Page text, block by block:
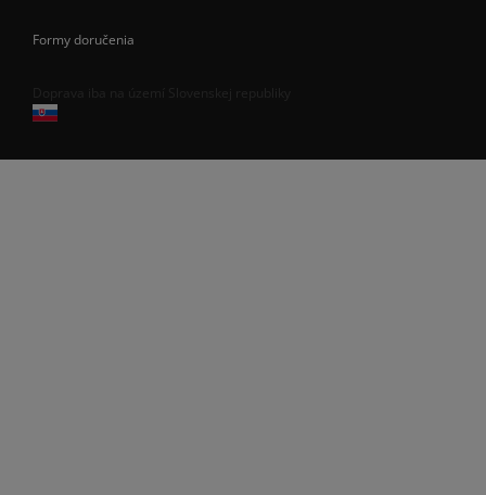
Formy doručenia